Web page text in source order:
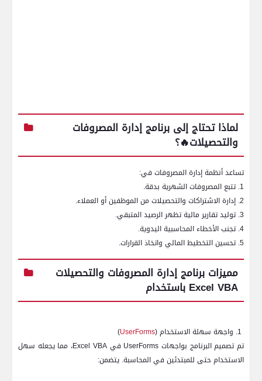
لماذا تحتاج إلى برنامج إدارة المصروفات
والتحصيلات🔥؟
تساعد أنظمة إدارة المصروفات في:
1. تتبع المصروفات الشهرية بدقة.
2. إدارة الاشتراكات والتحصيلات من الموظفين أو العملاء.
3. توليد تقارير مالية تظهر الرصيد المتبقي.
4. تجنب الأخطاء المحاسبية اليدوية.
5. تحسين التخطيط المالي واتخاذ القرارات.
مميزات برنامج إدارة المصروفات والتحصيلات
Excel VBA
1. واجهة سهلة الاستخدام ( UserForms
)
تم تصميم البرنامج بواجهات UserForms فيExcel VBA، مما يجعله سهل
الاستخدام حتى للمبتدئين في المحاسبة. يتضمن: